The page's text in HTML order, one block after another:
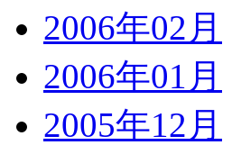
2006年02月
2006年01月
2005年12月